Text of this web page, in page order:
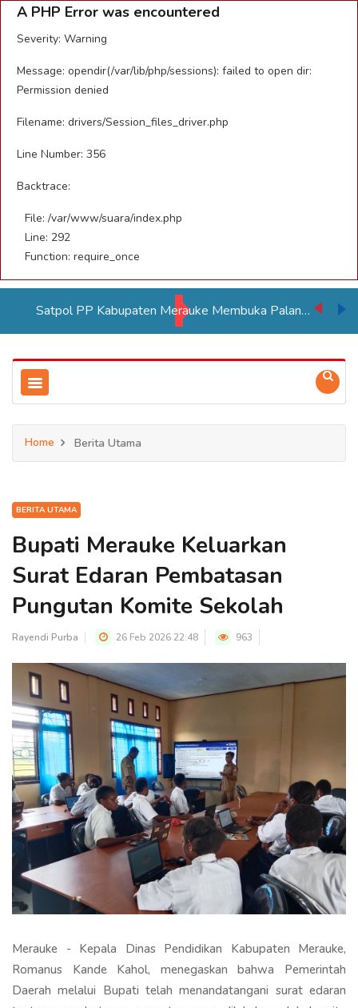
A PHP Error was encountered
Severity: Warning
Message: opendir(/var/lib/php/sessions): failed to open dir:
Permission denied
Filename: drivers/Session_files_driver.php
Line Number: 356
Backtrace:
File: /var/www/suara/index.php
Line: 292
Function: require_once
Gubernur Apolo Tinjau Sumur Bor Air Bersih di Kampung Rawasari
Home Berita Utama
BERITA UTAMA
Bupati Merauke Keluarkan
Surat Edaran Pembatasan
Pungutan Komite Sekolah
Rayendi Purba 26 Feb 2026 22:48 963
Merauke - Kepala Dinas Pendidikan Kabupaten Merauke,
Romanus Kande Kahol, menegaskan bahwa Pemerintah
Daerah melalui Bupati telah menandatangani surat edaran